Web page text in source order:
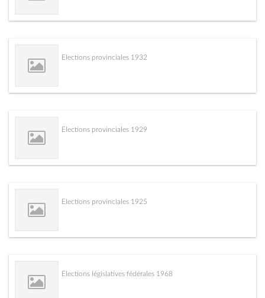
Elections provinciales 1932
Elections provinciales 1929
Elections provinciales 1925
Elections législatives fédérales 1968